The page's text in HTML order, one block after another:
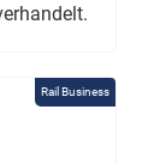
Rail Business